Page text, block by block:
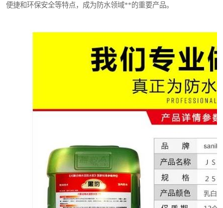
便捷和环保安全等特点，成为防水领域**的重要产品。